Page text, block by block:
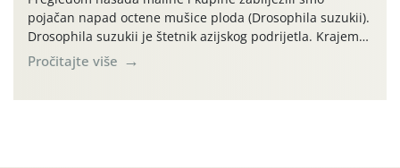
pojačan napad octene mušice ploda (Drosophila suzukii).
Drosophila suzukii je štetnik azijskog podrijetla. Krajem
2010. godine prvi puta je registriran u Hrvatskoj, a u
rujnu 2016. godine na našem su području zabilježene
Pročitajte više